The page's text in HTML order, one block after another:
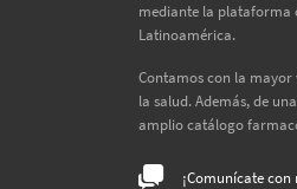
mediante la plataforma
Latinoamérica.
Contamos con la mayor
la salud. Además, de
amplio catálogo
¡Comunícate